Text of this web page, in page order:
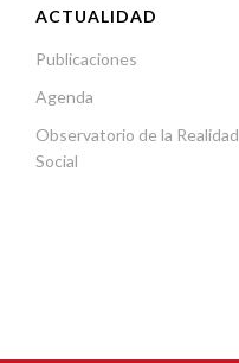
ACTUALIDAD
Publicaciones
Agenda
Observatorio de la Realidad
Social